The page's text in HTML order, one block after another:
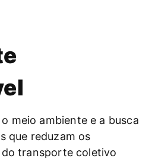
meio ambiente e a busca
que reduzam os
transporte coletivo